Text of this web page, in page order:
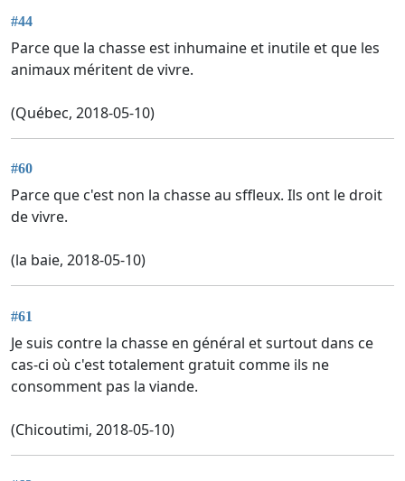
#44
Parce que la chasse est inhumaine et inutile et que les
animaux méritent de vivre.
(Québec, 2018-05-10)
#60
Parce que c'est non la chasse au sffleux. Ils ont le droit
de vivre.
(la baie, 2018-05-10)
#61
Je suis contre la chasse en général et surtout dans ce
cas-ci où c'est totalement gratuit comme ils ne
consomment pas la viande.
(Chicoutimi, 2018-05-10)